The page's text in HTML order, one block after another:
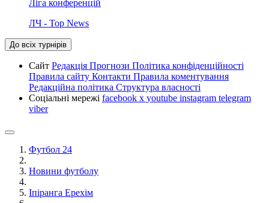
Ліга конференцій
ЛЧ - Top News
До всіх турнірів
Сайт Редакція Прогнози Політика конфіденційності
Правила сайту Контакти Правила коментування
Редакційна політика Структура власності
Соціальні мережі facebook x youtube instagram telegram
viber
Футбол 24
Новини футболу
Іпіранга Ерехім